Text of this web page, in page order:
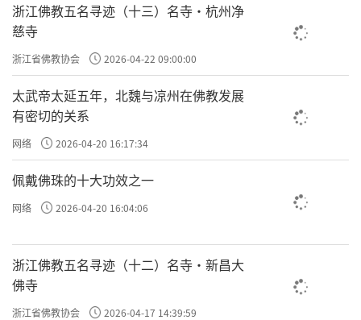
浙江佛教五名寻迹（十三）名寺·杭州净
慈寺
浙江省佛教协会 2026-04-22 09:00:00
太武帝太延五年，北魏与凉州在佛教发展
有密切的关系
网络 2026-04-20 16:17:34
佩戴佛珠的十大功效之一
网络 2026-04-20 16:04:06
浙江佛教五名寻迹（十二）名寺·新昌大
佛寺
浙江省佛教协会 2026-04-17 14:39:59